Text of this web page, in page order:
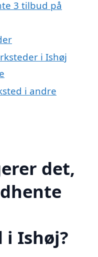
3 tilbud på
i Ishøj
i andre
det,
Ishøj?